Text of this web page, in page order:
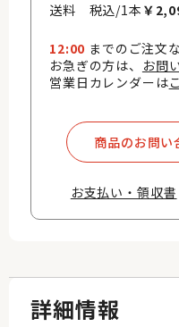
送料 税込/1本 ￥
12:00 までのご注文
お急ぎの方は、 お問
営業日カレンダーは
商品のお問い
お支払い・領収書​
詳細情報